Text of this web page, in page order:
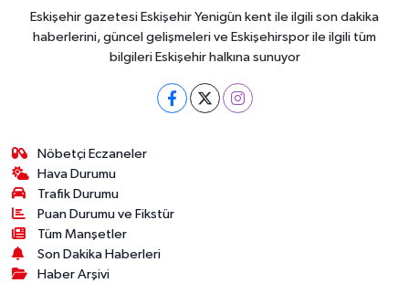
Eskişehir gazetesi Eskişehir Yenigün kent ile ilgili son dakika
haberlerini, güncel gelişmeleri ve Eskişehirspor ile ilgili tüm
bilgileri Eskişehir halkına sunuyor
Nöbetçi Eczaneler
Hava Durumu
Trafik Durumu
Puan Durumu ve Fikstür
Tüm Manşetler
Son Dakika Haberleri
Haber Arşivi